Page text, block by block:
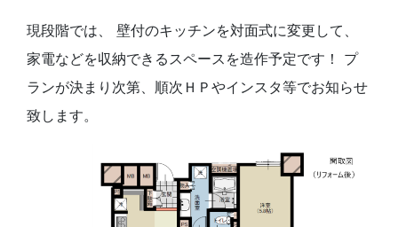
現段階では、 壁付のキッチンを対面式に変更して、
家電などを収納できるスペースを造作予定です！ プ
ランが決まり次第、順次ＨＰやインスタ等でお知らせ
致します。